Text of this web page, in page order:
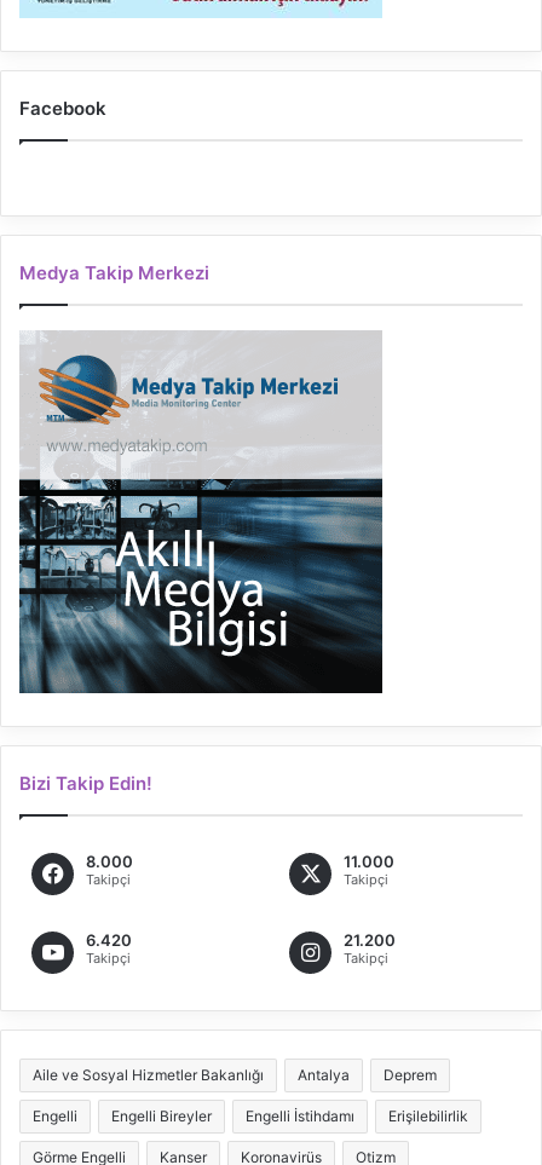
Facebook
Medya Takip Merkezi
Bizi Takip Edin!
8.000
Takipçi
11.000
Takipçi
6.420
Takipçi
21.200
Takipçi
Aile ve Sosyal Hizmetler Bakanlığı Antalya Deprem
Engelli Engelli Bireyler Engelli İstihdamı Erişilebilirlik
Görme Engelli Kanser Koronavirüs Otizm